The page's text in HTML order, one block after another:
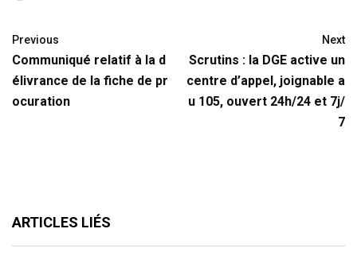
Previous
Communiqué relatif à la d
élivrance de la fiche de pr
ocuration
Next
Scrutins : la DGE active un
centre d’appel, joignable a
u 105, ouvert 24h/24 et 7j/
7
ARTICLES LIÉS